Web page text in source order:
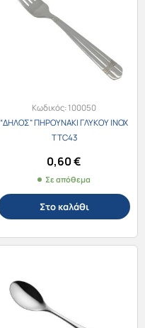
Κωδικός:100050
“ΔΗΛΟΣ” ΠΗΡΟΥΝΑΚΙ ΓΛΥΚΟΥ ΙΝΟΧ
TTC43
0,60€
Σε απόθεμα
Στο καλάθι